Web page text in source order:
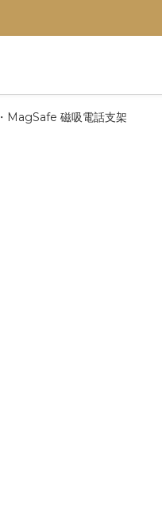
・MagSafe 磁吸電話支架